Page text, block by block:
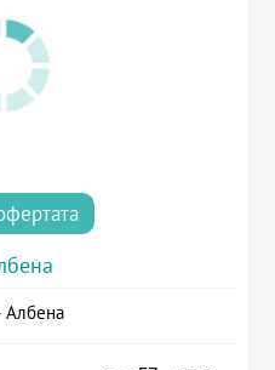
Албена